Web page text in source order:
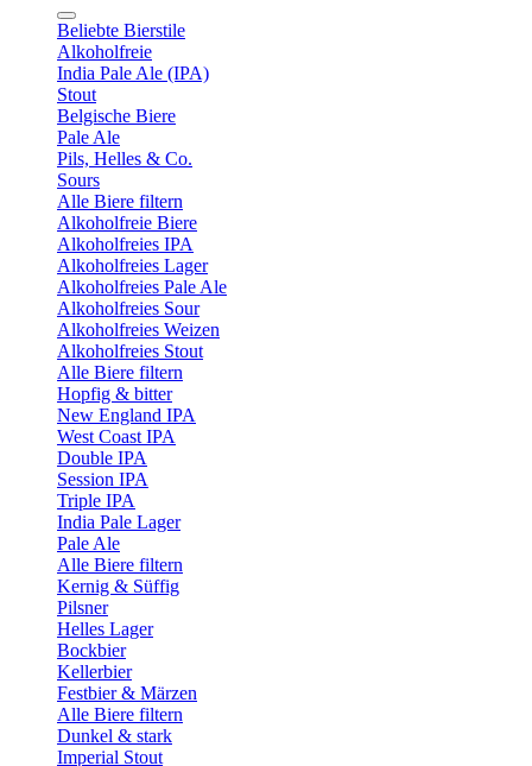
Beliebte Bierstile
Alkoholfreie
India Pale Ale (IPA)
Stout
Belgische Biere
Pale Ale
Pils, Helles & Co.
Sours
Alle Biere filtern
Alkoholfreie Biere
Alkoholfreies IPA
Alkoholfreies Lager
Alkoholfreies Pale Ale
Alkoholfreies Sour
Alkoholfreies Weizen
Alkoholfreies Stout
Alle Biere filtern
Hopfig & bitter
New England IPA
West Coast IPA
Double IPA
Session IPA
Triple IPA
India Pale Lager
Pale Ale
Alle Biere filtern
Kernig & Süffig
Pilsner
Helles Lager
Bockbier
Kellerbier
Festbier & Märzen
Alle Biere filtern
Dunkel & stark
Imperial Stout